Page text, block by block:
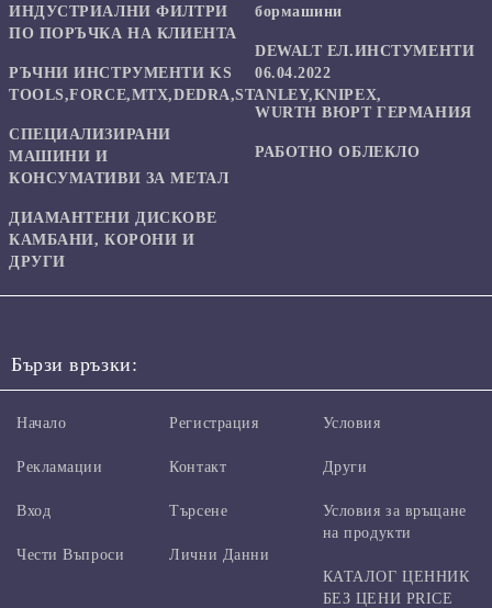
ИНДУСТРИАЛНИ ФИЛТРИ
ПО ПОРЪЧКА НА КЛИЕНТА
РЪЧНИ ИНСТРУМЕНТИ KS
TOOLS,FORCE,MTX,DEDRA,STANLEY,KNIPEX,
СПЕЦИАЛИЗИРАНИ
МАШИНИ И
КОНСУМАТИВИ ЗА МЕТАЛ
ДИАМАНТЕНИ ДИСКОВЕ
КАМБАНИ, КОРОНИ И
ДРУГИ
бормашини
DEWALT ЕЛ.ИНСТУМЕНТИ
06.04.2022
WURTH ВЮРТ ГЕРМАНИЯ
РАБОТНО ОБЛЕКЛО
Бързи връзки:
Начало
Рекламации
Вход
Чести Въпроси
Регистрация
Контакт
Търсене
Лични Данни
Условия
Други
Условия за връщане
на продукти
КАТАЛОГ ЦЕННИК
БЕЗ ЦЕНИ PRICE